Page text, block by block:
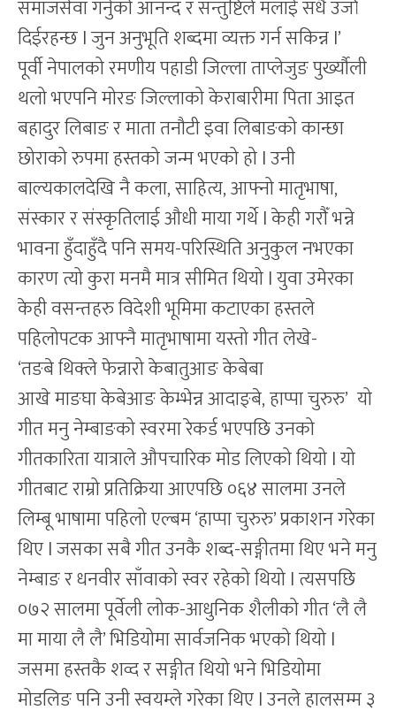
समाजसेवा गर्नुको आनन्द र सन्तुष्टिले मलाई संधै उर्जा
दिईरहन्छ l जुन अनुभूति शब्दमा व्यक्त गर्न सकिन्न l’
पूर्वी नेपालको रमणीय पहाडी जिल्ला ताप्लेजुङ पुर्ख्यौली
थलो भएपनि मोरङ जिल्लाको केराबारीमा पिता आइत
बहादुर लिबाङ र माता तनौटी इवा लिबाङको कान्छा
छोराको रुपमा हस्तको जन्म भएको हो l उनी
बाल्यकालदेखि नै कला, साहित्य, आफ्नो मातृभाषा,
संस्कार र संस्कृतिलाई औधी माया गर्थे l केही गरौँ भन्ने
भावना हुँदाहुँदै पनि समय-परिस्थिति अनुकुल नभएका
कारण त्यो कुरा मनमै मात्र सीमित थियो l युवा उमेरका
केही वसन्तहरु विदेशी भूमिमा कटाएका हस्तले
पहिलोपटक आफ्नै मातृभाषामा यस्तो गीत लेखे-
‘तङबे थिक्ले फेन्नारो केबातुआङ केबेबा
आखे माङघा केबेआङ केम्भेन्न आदाङ्बे, हाप्पा चुरुरु’ यो
गीत मनु नेम्बाङको स्वरमा रेकर्ड भएपछि उनको
गीतकारिता यात्राले औपचारिक मोड लिएको थियो l यो
गीतबाट राम्रो प्रतिक्रिया आएपछि ०६४ सालमा उनले
लिम्बू भाषामा पहिलो एल्बम ‘हाप्पा चुरुरु’ प्रकाशन गरेका
थिए l जसका सबै गीत उनकै शब्द-सङ्गीतमा थिए भने मनु
नेम्बाङ र धनवीर साँवाको स्वर रहेको थियो l त्यसपछि
०७२ सालमा पूर्वेली लोक-आधुनिक शैलीको गीत ‘लै लै
मा माया लै लै’ भिडियोमा सार्वजनिक भएको थियो l
जसमा हस्तकै शव्द र सङ्गीत थियो भने भिडियोमा
मोडलिङ पनि उनी स्वयम्ले गरेका थिए l उनले हालसम्म ३